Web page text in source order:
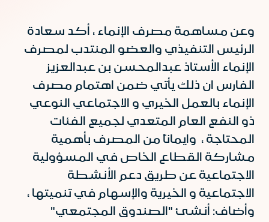
وعن مساهمة مصرف الإنماء ، أكد سعادة
الرئيس التنفيذي والعضو المنتدب لمصرف
الإنماء الأستاذ عبدالمحسن بن عبدالعزيز
الفارس ان ذلك يأتي ضمن اهتمام مصرف
الإنماء بالعمل الخيري و الاجتماعي النوعي
ذو النفع العام المتعدي لجميع الفئات
المحتاجة ، وايماناً من المصرف بأهمية
مشاركة القطاع الخاص في المسؤولية
الاجتماعية عن طريق دعم الأنشطة
الاجتماعية و الخيرية والإسهام في تنميتها ،
وأضاف: أنشئ "الصندوق المجتمعي"